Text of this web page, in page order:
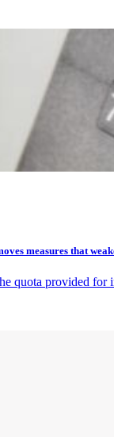
measures that
quota provided